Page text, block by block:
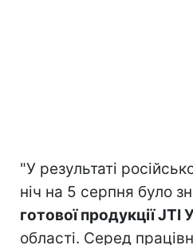
"У результаті
ніч на 5 серпня було
готової продукції JTI
області. Серед